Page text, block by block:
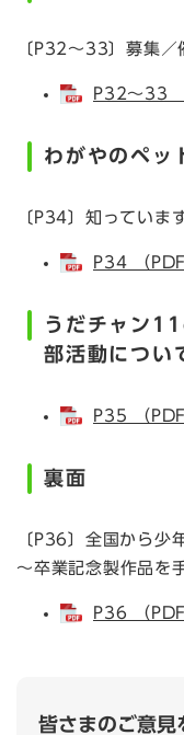
〔P32～33〕募集／
P32～33
わがやのペッ
〔P34〕知っていま
P34 （
うだチャン
部活動につい
P35 （
裏面
〔P36〕全国から少
～卒業記念製作品を
P36 （
皆さまのご意見